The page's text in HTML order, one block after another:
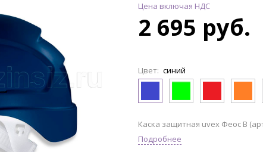
Цена включая НДС
2 695 руб.
Цвет: синий
Каска защитная uvex Феос B
Подробнее